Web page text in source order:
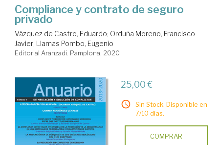
Compliance y contrato de seguro
privado
Vázquez de Castro, Eduardo; Orduña Moreno, Francisco
Javier; Llamas Pombo, Eugenio
Editorial Aranzadi. Pamplona, 2020
25,00 €
Sin Stock. Disponible en
7/10 días.
COMPRAR